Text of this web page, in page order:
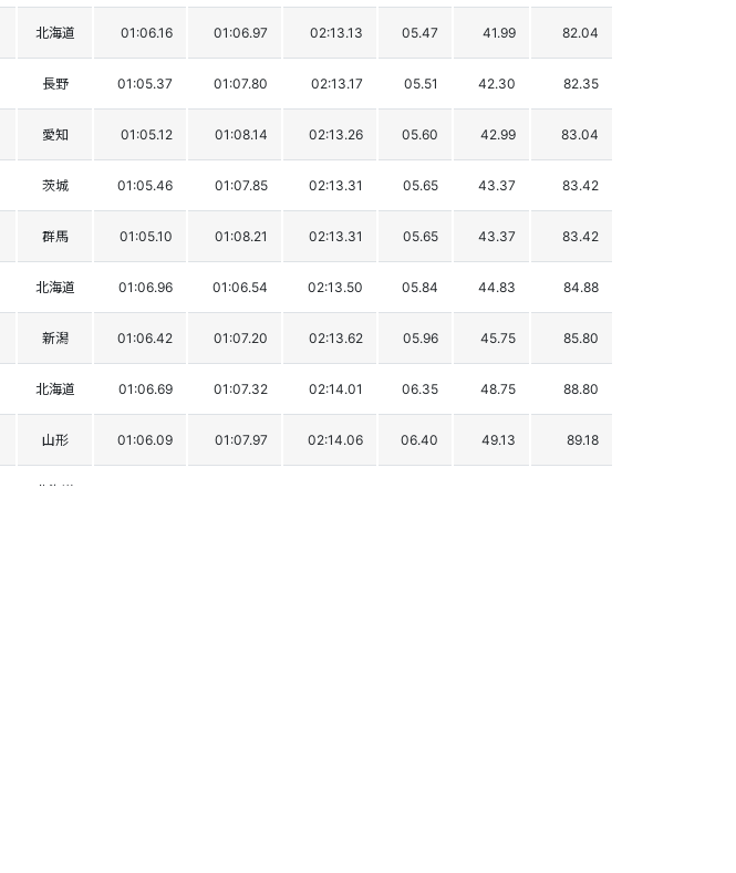
北海道 01:06.16 01:06.97 02:13.13 05.47 41.99 82.04
長野 01:05.37 01:07.80 02:13.17 05.51 42.30 82.35
愛知 01:05.12 01:08.14 02:13.26 05.60 42.99 83.04
茨城 01:05.46 01:07.85 02:13.31 05.65 43.37 83.42
群馬 01:05.10 01:08.21 02:13.31 05.65 43.37 83.42
北海道 01:06.96 01:06.54 02:13.50 05.84 44.83 84.88
新潟 01:06.42 01:07.20 02:13.62 05.96 45.75 85.80
北海道 01:06.69 01:07.32 02:14.01 06.35 48.75 88.80
山形 01:06.09 01:07.97 02:14.06 06.40 49.13 89.18
北海道